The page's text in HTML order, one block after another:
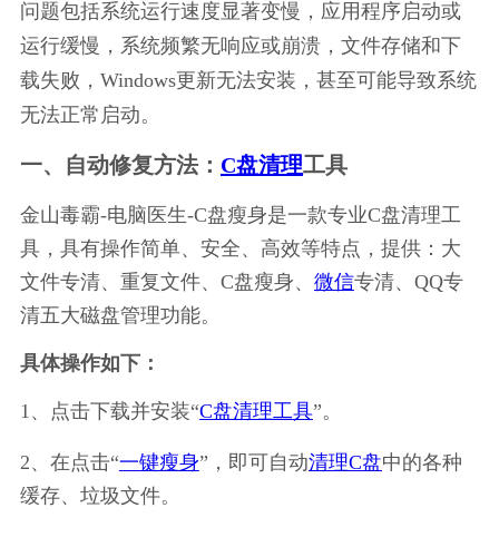
问题包括系统运行速度显著变慢，应用程序启动或
运行缓慢，系统频繁无响应或崩溃，文件存储和下
载失败，Windows更新无法安装，甚至可能导致系统
无法正常启动。
一、自动修复方法： C盘清理工具
金山毒霸-电脑医生-C盘瘦身是一款专业C盘清理工
具，具有操作简单、安全、高效等特点，提供：大
文件专清、重复文件、C盘瘦身、 微信专清、QQ专
清五大磁盘管理功能。
具体操作如下：
1、点击下载并安装“C盘清理工具”。
2、在点击“一键瘦身”，即可自动清理C盘中的各种
缓存、垃圾文件。